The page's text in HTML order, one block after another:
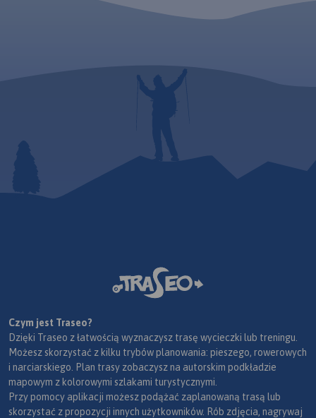
Czym jest Traseo?
Dzięki Traseo z łatwością wyznaczysz trasę wycieczki lub treningu.
Możesz skorzystać z kilku trybów planowania: pieszego, rowerowych
i narciarskiego. Plan trasy zobaczysz na autorskim podkładzie
mapowym z kolorowymi szlakami turystycznymi.
Przy pomocy aplikacji możesz podążać zaplanowaną trasą lub
skorzystać z propozycji innych użytkowników. Rób zdjęcia, nagrywaj